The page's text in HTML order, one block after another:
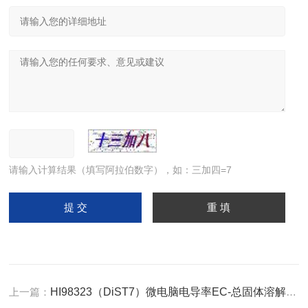
请输入计算结果（填写阿拉伯数字），如：三加四=7
上一篇： HI98323（DiST7）微电脑电导率EC-总固体溶解度TDS-温度°C测定仪